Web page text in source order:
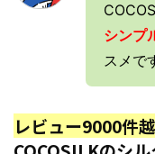
シンプ
スメで
レビュー9000件